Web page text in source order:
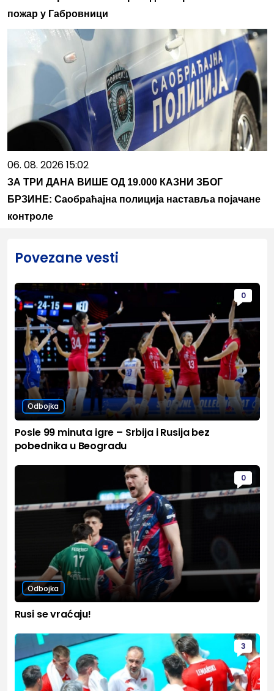
пожар у Габровници
06. 08. 2026 15:02
ЗА ТРИ ДАНА ВИШЕ ОД 19.000 КАЗНИ ЗБОГ
БРЗИНЕ: Саобраћајна полиција наставља појачане
контроле
Povezane vesti
0
Odbojka
Posle 99 minuta igre – Srbija i Rusija bez
pobednika u Beogradu
0
Odbojka
Rusi se vraćaju!
3